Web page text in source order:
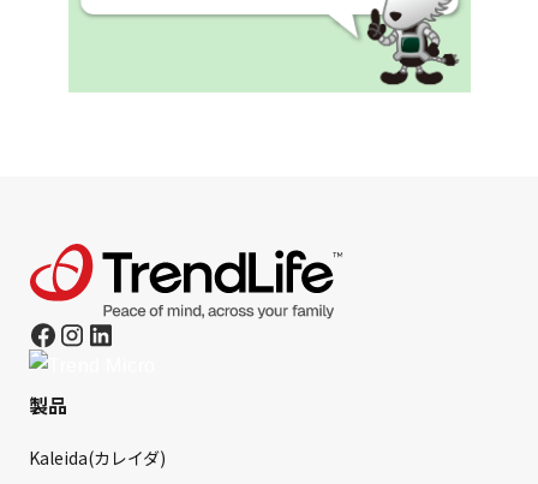
製品
Kaleida(カレイダ)